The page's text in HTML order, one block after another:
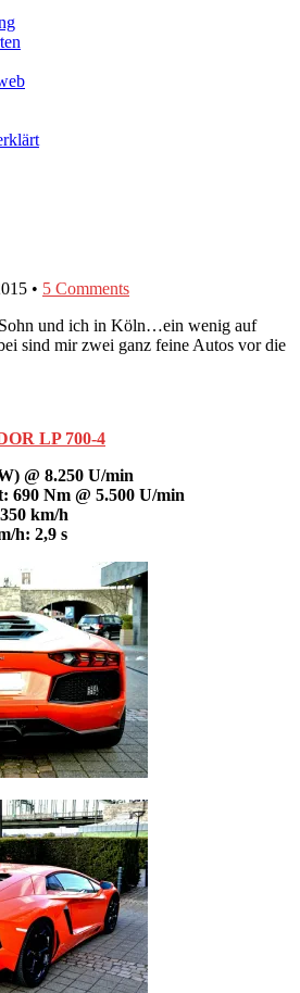
• 5 Comments
und ich in Köln…ein wenig auf
sind mir zwei ganz feine Autos vor die
LP 700-4
@ 8.250 U/min
690 Nm @ 5.500 U/min
km/h
h: 2,9 s